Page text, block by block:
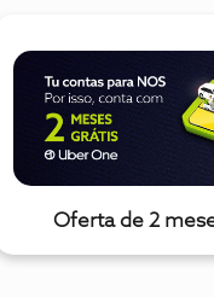
Oferta de 2